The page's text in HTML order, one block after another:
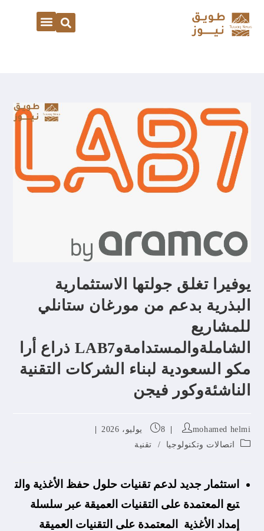
يوفيرا تغلق جولتها الاستثمارية
البذرية بدعم من مورغان ستانلي
للمشاريع
الشاملةوالمستدامةوLAB7 ذراع أرا
مكو السعودية لبناء الشركات التقنية
الناشئةوكور فيجن
mohamed helmi
8 يوليو، 2026
اتصالات وتكنولوجيا
/ تقنية
استثمار جديد لدعم تقنيات حلول حفظ الأغذية والت
تبع المعتمدة على التقنيات العميقة عبر سلسلة
إمداد الأغذية المعتمدة على التقنيات العميقة